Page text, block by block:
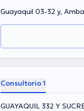
Guayaquil 03-32 y,
Consultorio 1
GUAYAQUIL 332 Y